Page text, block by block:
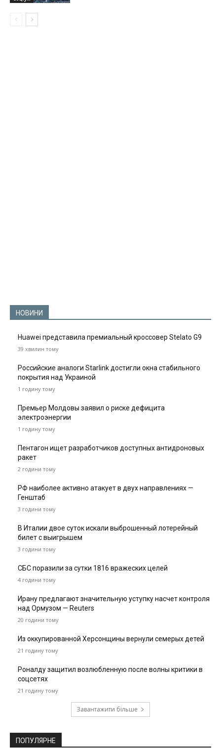
НОВИНИ
Huawei представила премиальный кроссовер Stelato G9
39 хвилин тому
Российские аналоги Starlink достигли окна стабильного
покрытия над Украиной
1 годину тому
Премьер Молдовы заявил о риске дефицита
электроэнергии
1 годину тому
Пентагон ищет разработчиков доступных антидроновых
ракет
2 години тому
РФ наиболее активно атакует в двух направлениях —
Генштаб
3 години тому
В Италии двое суток искали выброшенный лотерейный
билет с выигрышем
3 години тому
СБС поразили за сутки 1816 вражеских целей
4 години тому
Ирану предлагают значительную уступку насчет контроля
над Ормузом — Reuters
20 години тому
Из оккупированной Херсонщины вернули семерых детей
21 годину тому
Роналду защитил возлюбленную после волны критики в
соцсетях
21 годину тому
Завантажити більше
ПОПУЛЯРНЕ